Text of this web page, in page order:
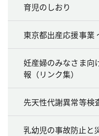
育児のしおり
東京都出産応援事業
妊産婦のみなさま向
報（リンク集）
先天性代謝異常等検
乳幼児の事故防止と